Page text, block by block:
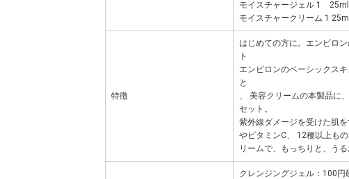
モイスチャージェル 1
モイスチャークリーム 1
特徴
はじめての方に。エンビロ
ト
エンビロンのベーシックス
と
、 美容クリームの本製品に
セット。
紫外線ダメージを受けた肌
やビタミンC、 12種以上も
リームで、もっちりと、う
クレンジングジェル：100円